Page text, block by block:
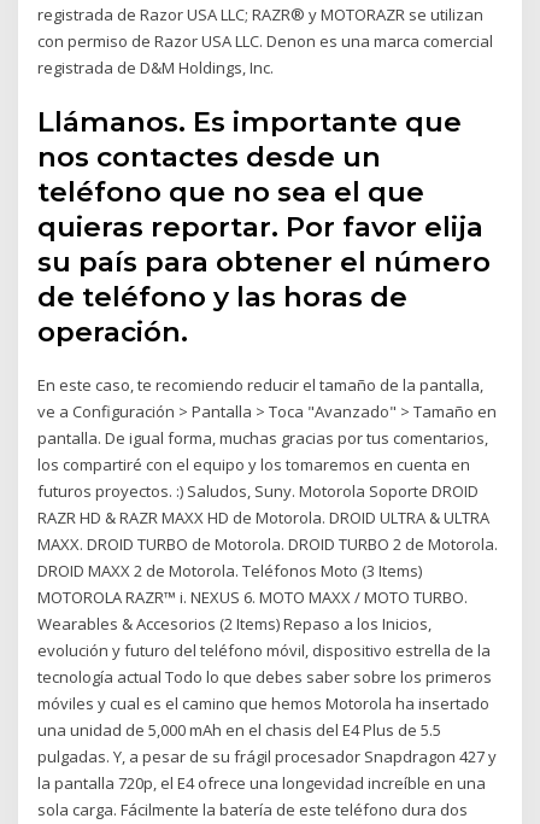
registrada de Razor USA LLC; RAZR® y MOTORAZR se utilizan
con permiso de Razor USA LLC. Denon es una marca comercial
registrada de D&M Holdings, Inc.
Llámanos. Es importante que
nos contactes desde un
teléfono que no sea el que
quieras reportar. Por favor elija
su país para obtener el número
de teléfono y las horas de
operación.
En este caso, te recomiendo reducir el tamaño de la pantalla,
ve a Configuración > Pantalla > Toca "Avanzado" > Tamaño en
pantalla. De igual forma, muchas gracias por tus comentarios,
los compartiré con el equipo y los tomaremos en cuenta en
futuros proyectos. :) Saludos, Suny. Motorola Soporte DROID
RAZR HD & RAZR MAXX HD de Motorola. DROID ULTRA & ULTRA
MAXX. DROID TURBO de Motorola. DROID TURBO 2 de Motorola.
DROID MAXX 2 de Motorola. Teléfonos Moto (3 Items)
MOTOROLA RAZR™ i. NEXUS 6. MOTO MAXX / MOTO TURBO.
Wearables & Accesorios (2 Items) Repaso a los Inicios,
evolución y futuro del teléfono móvil, dispositivo estrella de la
tecnología actual Todo lo que debes saber sobre los primeros
móviles y cual es el camino que hemos Motorola ha insertado
una unidad de 5,000 mAh en el chasis del E4 Plus de 5.5
pulgadas. Y, a pesar de su frágil procesador Snapdragon 427 y
la pantalla 720p, el E4 ofrece una longevidad increíble en una
sola carga. Fácilmente la batería de este teléfono dura dos